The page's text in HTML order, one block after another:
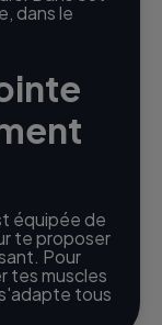
dans le
équipée de
te proposer
Pour
tes muscles
tous